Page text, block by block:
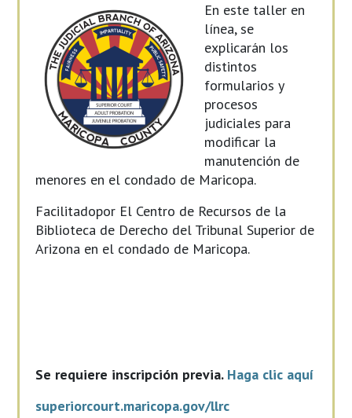
En este taller en
línea, se
explicarán los
distintos
formularios y
procesos
judiciales para
modificar la
manutención de
menores en el condado de Maricopa.
Facilitadopor El Centro de Recursos de la
Biblioteca de Derecho del Tribunal Superior de
Arizona en el condado de Maricopa.
Se requiere inscripción previa. Haga clic aquí
superiorcourt.maricopa.gov/llrc